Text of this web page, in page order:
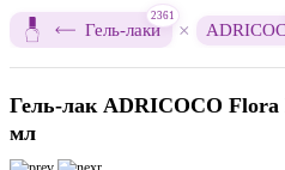
Гель-лаки
2361
×
Гель-лак ADRICOCO
мл